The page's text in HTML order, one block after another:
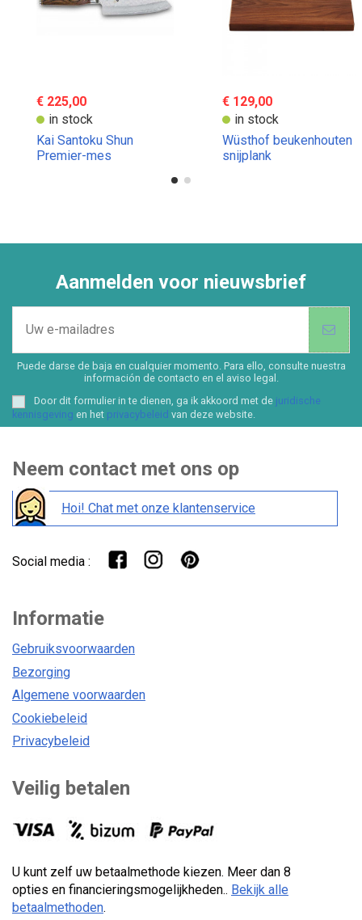
€ 225,00
in stock
Kai Santoku Shun
Premier-mes
€ 129,00
in stock
Wüsthof beukenhouten
snijplank
Aanmelden voor nieuwsbrief
Puede darse de baja en cualquier momento. Para ello, consulte nuestra
información de contacto en el aviso legal.
Door dit formulier in te dienen, ga ik akkoord met de juridische
kennisgeving en het privacybeleid van deze website.
Neem contact met ons op
Hoi! Chat met onze klantenservice
Social media :
Informatie
Gebruiksvoorwaarden
Bezorging
Algemene voorwaarden
Cookiebeleid
Privacybeleid
Veilig betalen
U kunt zelf uw betaalmethode kiezen. Meer dan 8
opties en financieringsmogelijkheden.. Bekijk alle
betaalmethoden.